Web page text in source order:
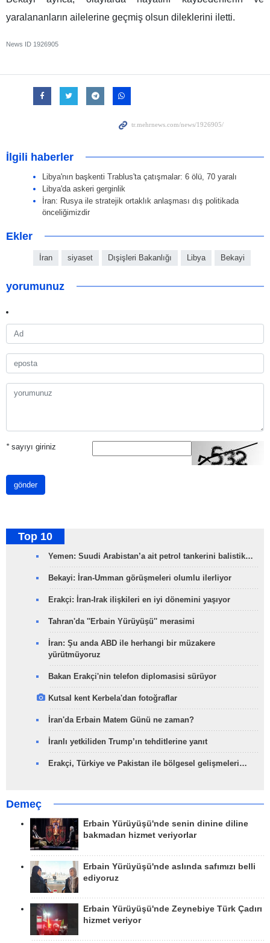
yaralananların ailelerine geçmiş olsun dileklerini iletti.
News ID 1926905
İlgili haberler
Libya'nın başkenti Trablus'ta çatışmalar: 6 ölü, 70 yaralı
Libya'da askeri gerginlik
İran: Rusya ile stratejik ortaklık anlaşması dış politikada
önceliğimizdir
Ekler
İran siyaset Dışişleri Bakanlığı Libya Bekayi
yorumunuz
*sayıyı giriniz
gönder
Top 10
Yemen: Suudi Arabistan’a ait petrol tankerini balistik…
Bekayi: İran-Umman görüşmeleri olumlu ilerliyor
Erakçi: İran-Irak ilişkileri en iyi dönemini yaşıyor
Tahran'da ''Erbain Yürüyüşü'' merasimi
İran: Şu anda ABD ile herhangi bir müzakere
yürütmüyoruz
Bakan Erakçi'nin telefon diplomasisi sürüyor
Kutsal kent Kerbela'dan fotoğraflar
İran'da Erbain Matem Günü ne zaman?
İranlı yetkiliden Trump’ın tehditlerine yanıt
Erakçi, Türkiye ve Pakistan ile bölgesel gelişmeleri…
Demeç
Erbain Yürüyüşü'nde senin dinine diline
bakmadan hizmet veriyorlar
Erbain Yürüyüşü'nde aslında safımızı belli
ediyoruz
Erbain Yürüyüşü'nde Zeynebiye Türk Çadırı
hizmet veriyor